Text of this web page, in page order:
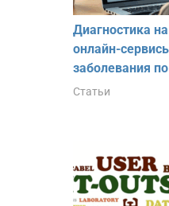
Диагностика
онлайн-
заболевания
Статьи